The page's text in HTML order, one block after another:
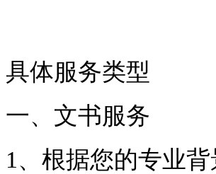
具体服务类型
一、文书服务
1、根据您的专业